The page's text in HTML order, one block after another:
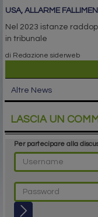
USA, ALLARME
Nel 2023 istanze
in tribunale
di Redazione siderweb
Altre News
LASCIA UN
Per partecipare alla